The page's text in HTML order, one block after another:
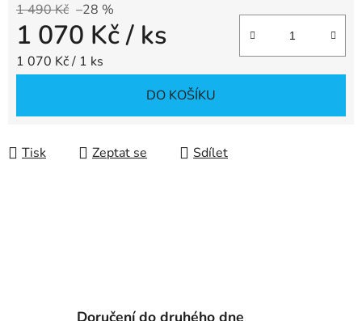
1 490 Kč –28 %
1 070 Kč/ ks
Měrná cena:
1 070 Kč / 1 ks
DO KOŠÍKU
Tisk Zeptat se Sdílet
Doručení do druhého dne